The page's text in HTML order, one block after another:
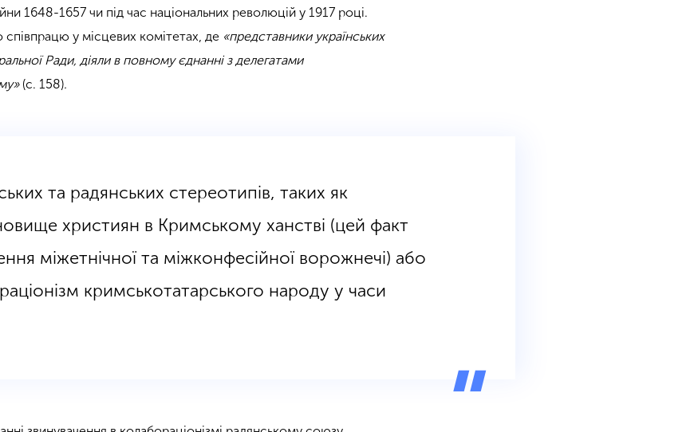
1648-1657 чи під час національних революцій у 1917 році.
у місцевих комітетах, де «представники українських
Ради, діяли в повному єднанні з делегатами
(с. 158).
та радянських стереотипів, таких як
християн в Кримському ханстві (цей факт
міжетнічної та міжконфесійної ворожнечі) або
кримськотатарського народу у часи